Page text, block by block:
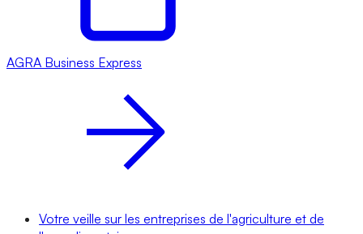
AGRA Business Express
Votre veille sur les entreprises de l'agriculture et de